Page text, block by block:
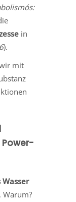
in
).
mit
Wasser
Warum?